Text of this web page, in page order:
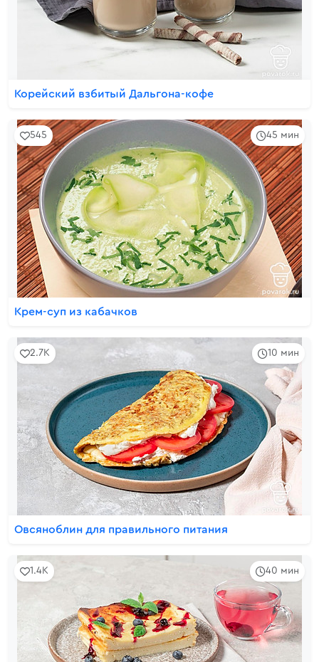
Корейский взбитый Дальгона-кофе
45 мин
545
Крем-суп из кабачков
10 мин
2.7K
Овсяноблин для правильного питания
40 мин
1.4K